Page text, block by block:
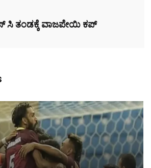
ಸಿ ತಂಡಕ್ಕೆ ವಾಜಪೇಯಿ ಕಪ್